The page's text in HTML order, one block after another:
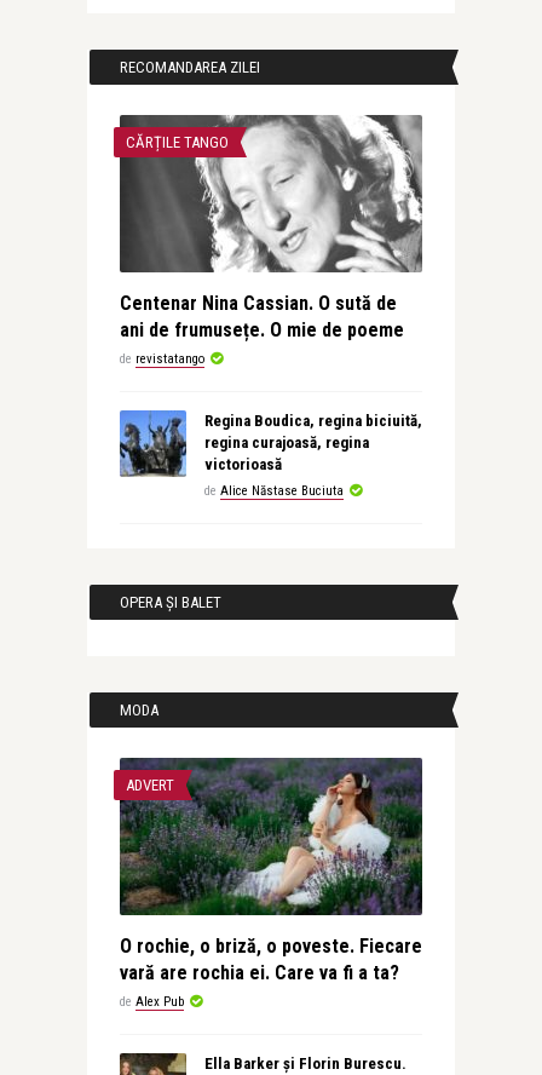
RECOMANDAREA ZILEI
CĂRȚILE TANGO
Centenar Nina Cassian. O sută de
ani de frumusețe. O mie de poeme
de revistatango
Regina Boudica, regina biciuită,
regina curajoasă, regina
victorioasă
de Alice Năstase Buciuta
OPERA ȘI BALET
MODA
ADVERT
O rochie, o briză, o poveste. Fiecare
vară are rochia ei. Care va fi a ta?
de Alex Pub
Ella Barker și Florin Burescu.